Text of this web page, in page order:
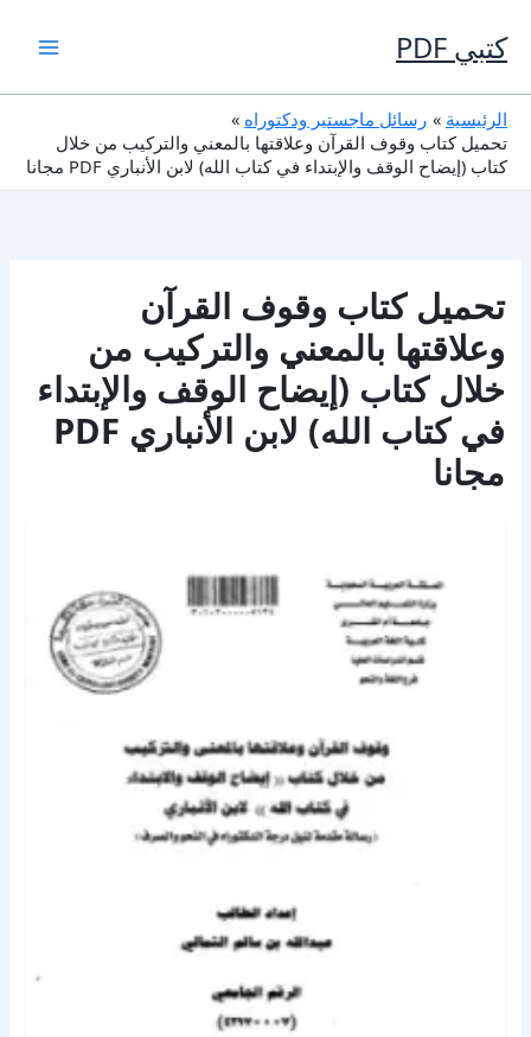
إلى
المحتوى
كتبي PDF
الرئيسية
رسائل ماجستير ودكتوراه
تحميل كتاب وقوف القرآن وعلاقتها بالمعني والتركيب من خلال
كتاب (إيضاح الوقف والإبتداء في كتاب الله) لابن الأنباري PDF مجانا
تحميل كتاب وقوف القرآن
وعلاقتها بالمعني والتركيب من
خلال كتاب (إيضاح الوقف والإبتداء
في كتاب الله) لابن الأنباري PDF
مجانا